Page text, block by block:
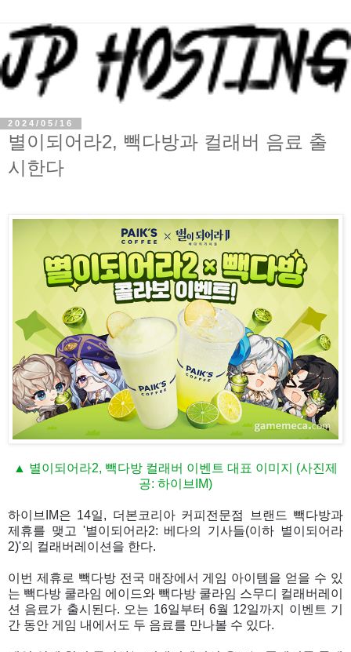
2024/05/16
별이되어라2, 빽다방과 컬래버 음료 출
시한다
▲ 별이되어라2, 빽다방 컬래버 이벤트 대표 이미지 (사진제
공: 하이브IM)
하이브IM은 14일, 더본코리아 커피전문점 브랜드 빽다방과
제휴를 맺고 '별이되어라2: 베다의 기사들(이하 별이되어라
2)'의 컬래버레이션을 한다.
이번 제휴로 빽다방 전국 매장에서 게임 아이템을 얻을 수 있
는 빽다방 쿨라임 에이드와 빽다방 쿨라임 스무디 컬래버레이
션 음료가 출시된다. 오는 16일부터 6월 12일까지 이벤트 기
간 동안 게임 내에서도 두 음료를 만나볼 수 있다.